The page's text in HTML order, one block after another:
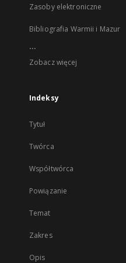
Zasoby elektroniczne
Bibliografia Warmii i Mazur
...
Zobacz więcej
Indeksy
Tytuł
Twórca
Współtwórca
Powiązanie
Temat
Zakres
Opis